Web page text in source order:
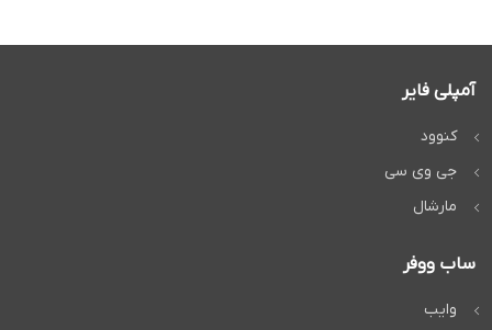
آمپلی فایر
کنوود
جی وی سی
مارشال
ساب ووفر
وایب